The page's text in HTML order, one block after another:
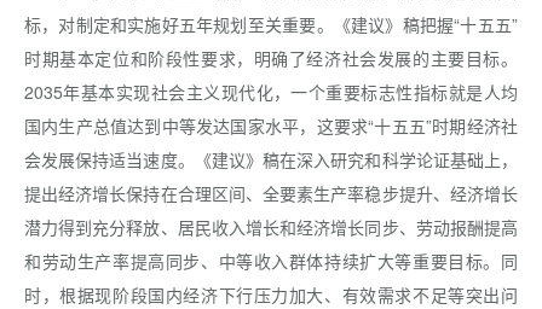
标，对制定和实施好五年规划至关重要。《建议》稿把握“十五五”
时期基本定位和阶段性要求，明确了经济社会发展的主要目标。
2035年基本实现社会主义现代化，一个重要标志性指标就是人均
国内生产总值达到中等发达国家水平，这要求“十五五”时期经济社
会发展保持适当速度。《建议》稿在深入研究和科学论证基础上，
提出经济增长保持在合理区间、全要素生产率稳步提升、经济增长
潜力得到充分释放、居民收入增长和经济增长同步、劳动报酬提高
和劳动生产率提高同步、中等收入群体持续扩大等重要目标。同
时，根据现阶段国内经济下行压力加大、有效需求不足等突出问